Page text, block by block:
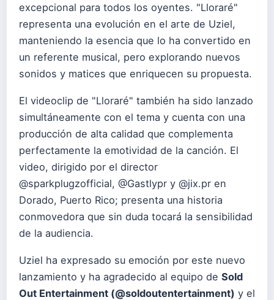
excepcional para todos los oyentes. "Lloraré"
representa una evolución en el arte de Uziel,
manteniendo la esencia que lo ha convertido en
un referente musical, pero explorando nuevos
sonidos y matices que enriquecen su propuesta.
El videoclip de "Lloraré" también ha sido lanzado
simultáneamente con el tema y cuenta con una
producción de alta calidad que complementa
perfectamente la emotividad de la canción. El
video, dirigido por el director
@sparkplugzofficial, @Gastlypr y @jix.pr en
Dorado, Puerto Rico; presenta una historia
conmovedora que sin duda tocará la sensibilidad
de la audiencia.
Uziel ha expresado su emoción por este nuevo
lanzamiento y ha agradecido al equipo de Sold
Out Entertainment (@soldoutentertainment) y el